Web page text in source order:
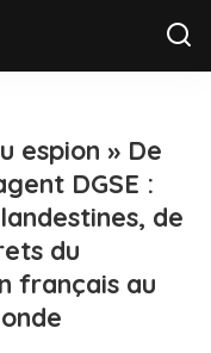
espion » De
DGSE :
de
du
français au